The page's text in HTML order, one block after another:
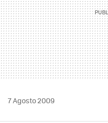
7 Agosto 2009